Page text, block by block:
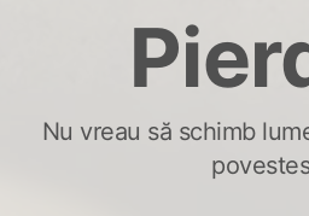
Nu vreau să schimb